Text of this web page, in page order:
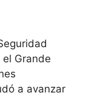
Grande
a avanzar